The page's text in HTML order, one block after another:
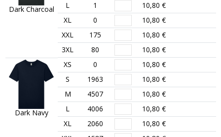
Dark Charcoal
L
1
10,80 €
XL
0
10,80 €
XXL
175
10,80 €
3XL
80 10,80 €
Dark Navy
XS 0
10,80 €
S
1963
10,80 €
M
4507
10,80 €
L
4006
10,80 €
XL
2060
10,80 €